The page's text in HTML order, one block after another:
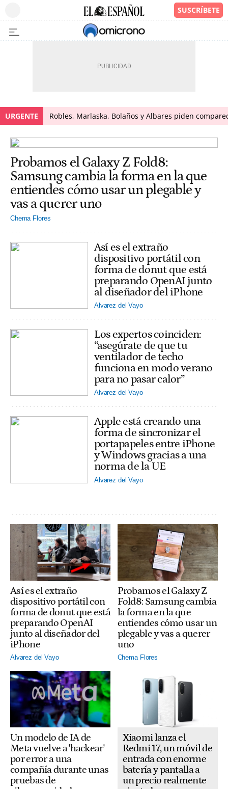
URGENTE Robles, Marlaska, Bolaños y Albares piden
Probamos el Galaxy Z Fold8:
Samsung cambia la forma en la que
entiendes cómo usar un plegable y
vas a querer uno
Chema Flores
Así es el extraño
dispositivo portátil con
forma de donut que está
preparando OpenAI junto
al diseñador del iPhone
Alvarez del Vayo
Los expertos coinciden:
“asegúrate de que tu
ventilador de techo
funciona en modo verano
para no pasar calor”
Alvarez del Vayo
Apple está creando una
forma de sincronizar el
portapapeles entre iPhone
y Windows gracias a una
norma de la UE
Alvarez del Vayo
Así es el extraño
dispositivo portátil con
forma de donut que está
preparando OpenAI
junto al diseñador del
iPhone
Alvarez del Vayo
Probamos el Galaxy Z
Fold8: Samsung cambia
la forma en la que
entiendes cómo usar un
plegable y vas a querer
uno
Chema Flores
Un modelo de IA de
Meta vuelve a 'hackear'
por error a una
compañía durante unas
pruebas de
Xiaomi lanza el
Redmi 17, un móvil de
entrada con enorme
batería y pantalla a
un precio realmente